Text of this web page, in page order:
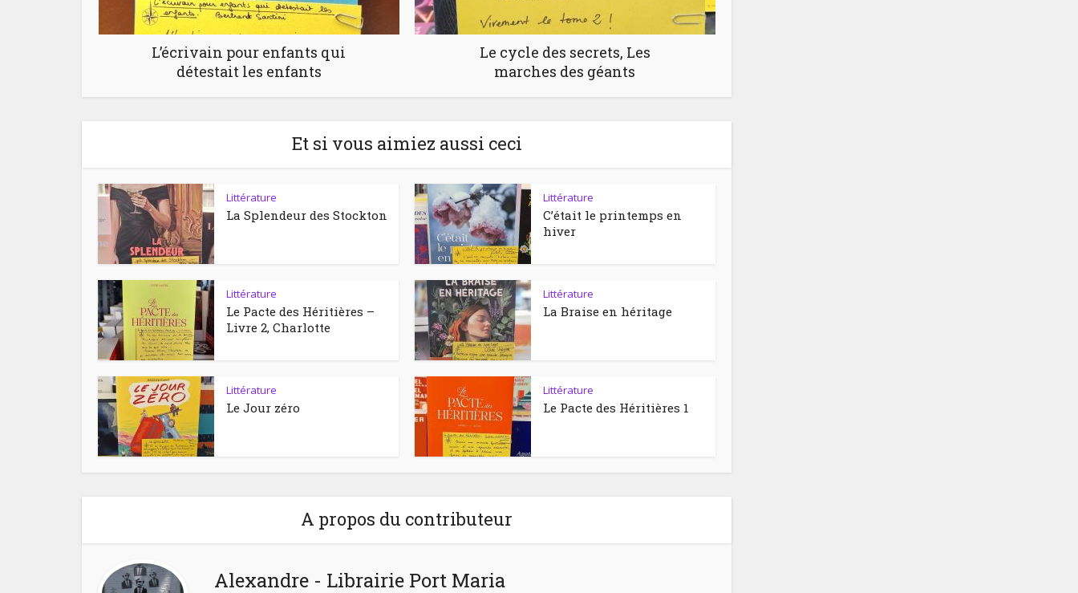
L’écrivain pour enfants qui
détestait les enfants
Le cycle des secrets, Les
marches des géants
Et si vous aimiez aussi ceci
Littérature
La Splendeur des Stockton
Littérature
C’était le printemps en
hiver
Littérature
Le Pacte des Héritières –
Livre 2, Charlotte
Littérature
La Braise en héritage
Littérature
Le Jour zéro
Littérature
Le Pacte des Héritières 1
A propos du contributeur
Alexandre - Librairie Port Maria